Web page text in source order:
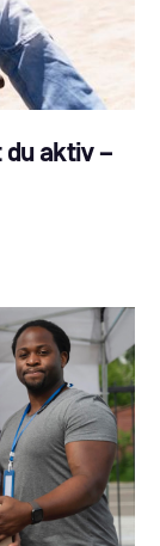
du aktiv –